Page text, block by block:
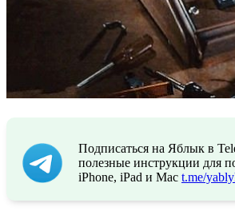
Подписаться на Яблык в
полезные инструкции для
iPhone, iPad и Mac t.me/